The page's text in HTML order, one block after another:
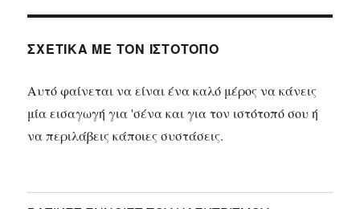
ΣΧΕΤΙΚΆ ΜΕ ΤΟΝ ΙΣΤΌΤΟΠΟ
Αυτό φαίνεται να είναι ένα καλό μέρος να κάνεις
μία εισαγωγή για 'σένα και για τον ιστότοπό σου ή
να περιλάβεις κάποιες συστάσεις.